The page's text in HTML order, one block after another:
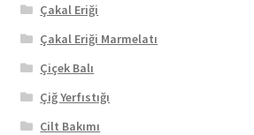
Çakal Eriği
Çakal Eriği Marmelatı
Çiçek Balı
Çiğ Yerfıstığı
Cilt Bakımı